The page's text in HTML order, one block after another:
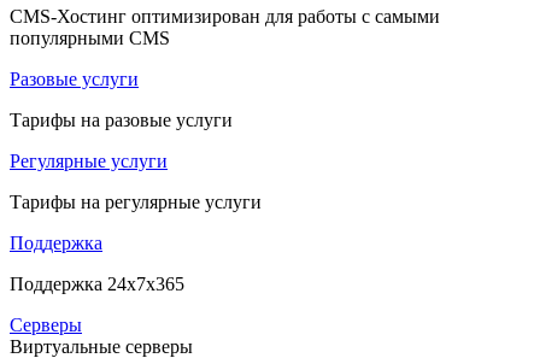
CMS-Хостинг оптимизирован для работы с самыми
популярными CMS
Разовые услуги
Тарифы на разовые услуги
Регулярные услуги
Тарифы на регулярные услуги
Поддержка
Поддержка 24x7x365
Серверы
Виртуальные серверы